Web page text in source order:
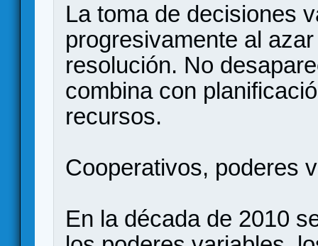
La toma de decisiones
progresivamente al
resolución. No
combina con
recursos.
Cooperativos, poderes
En la década de 2010